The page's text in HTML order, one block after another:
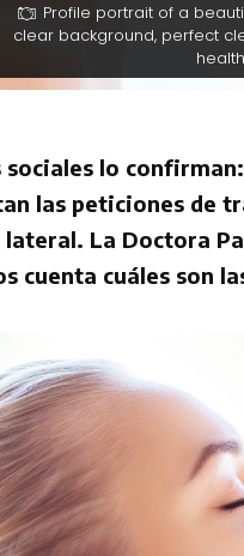
Profile portrait of a
clear background, perfect
sociales lo
las peticiones de
lateral. La Doctora
cuenta cuáles son